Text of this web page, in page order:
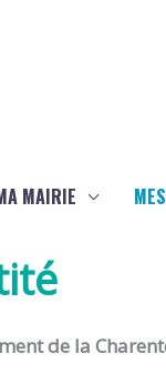
MAIRIE
de la